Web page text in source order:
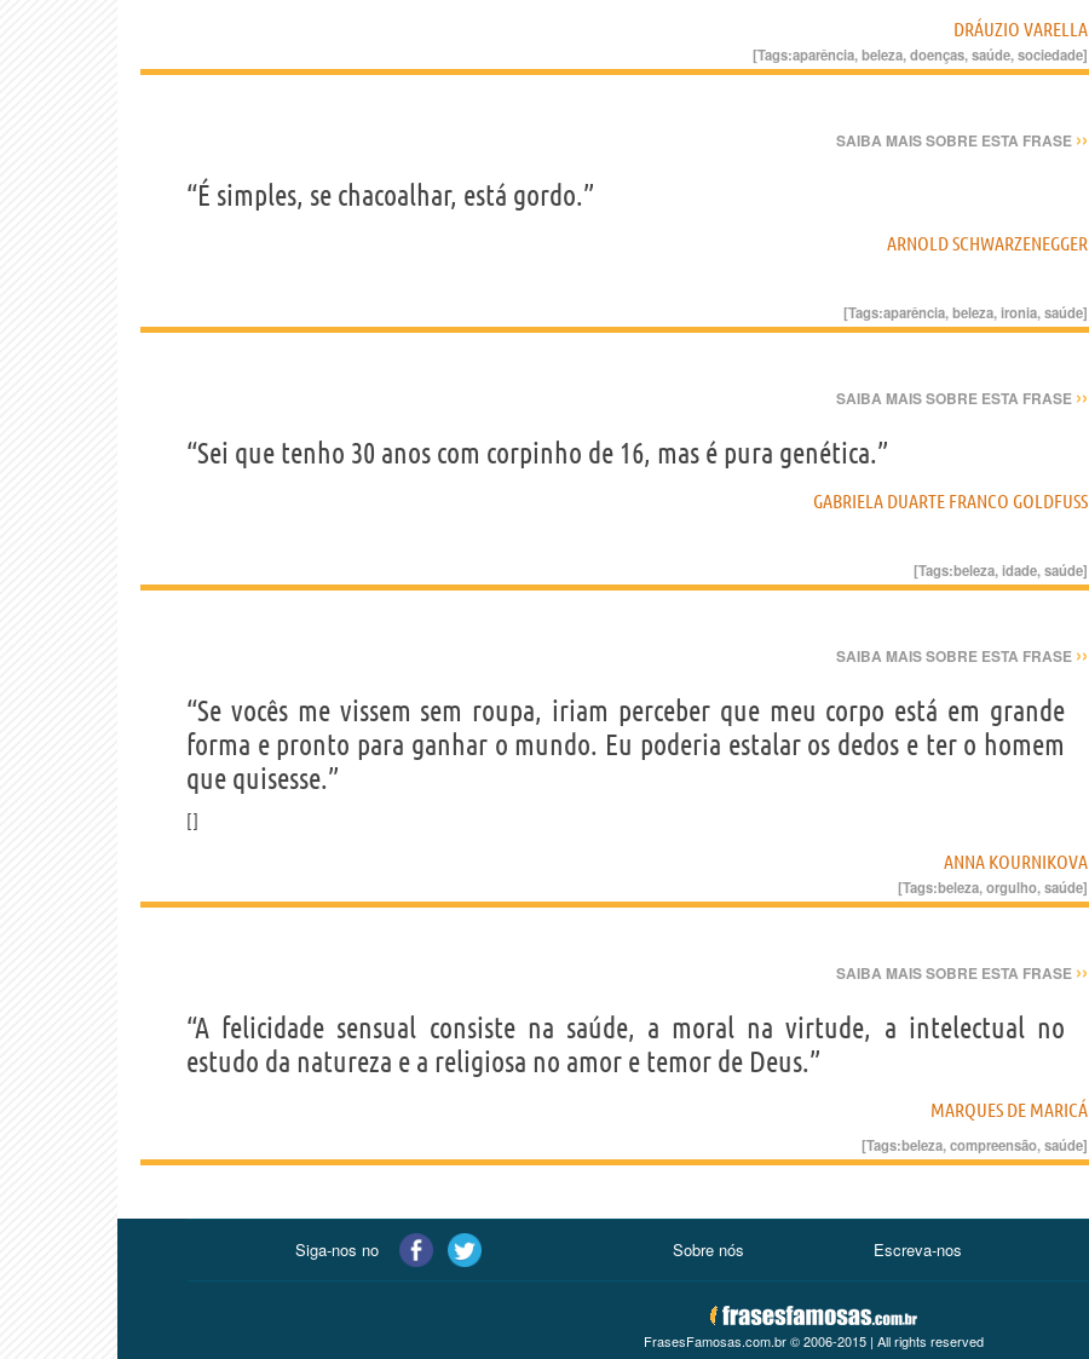
DRÁUZIO VARELLA
[Tags:aparência,beleza,doenças,saúde,sociedade]
SAIBA MAIS SOBRE ESTA FRASE ››
“É simples, se chacoalhar, está gordo.”
ARNOLD SCHWARZENEGGER
[Tags:aparência,beleza,ironia,saúde]
SAIBA MAIS SOBRE ESTA FRASE ››
“Sei que tenho 30 anos com corpinho de 16, mas é pura genética.”
GABRIELA DUARTE FRANCO GOLDFUSS
[Tags:beleza,idade,saúde]
SAIBA MAIS SOBRE ESTA FRASE ››
“Se vocês me vissem sem roupa, iriam perceber que meu corpo está em grande
forma e pronto para ganhar o mundo. Eu poderia estalar os dedos e ter o homem
que quisesse.”
ANNA KOURNIKOVA
[Tags:beleza,orgulho,saúde]
SAIBA MAIS SOBRE ESTA FRASE ››
“A felicidade sensual consiste na saúde, a moral na virtude, a intelectual no
estudo da natureza e a religiosa no amor e temor de Deus.”
MARQUES DE MARICÁ
[Tags:beleza,compreensão,saúde]
Siga-nos no Sobre nós Escreva-nos
FrasesFamosas.com.br © 2006-2015 | All rights reserved